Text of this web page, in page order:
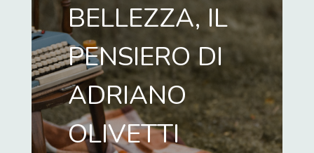
BELLEZZA, IL
PENSIERO DI
ADRIANO
OLIVETTI